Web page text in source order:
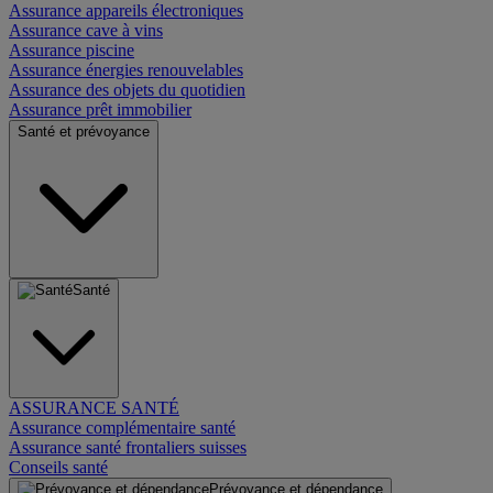
Assurance appareils électroniques
Assurance cave à vins
Assurance piscine
Assurance énergies renouvelables
Assurance des objets du quotidien
Assurance prêt immobilier
Santé et prévoyance
Santé
ASSURANCE SANTÉ
Assurance complémentaire santé
Assurance santé frontaliers suisses
Conseils santé
Prévoyance et dépendance